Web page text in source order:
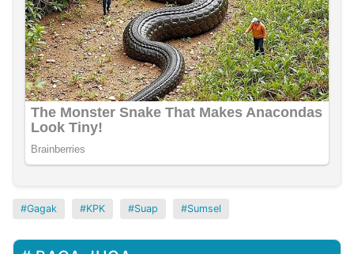
Gagak KPK Suap Sumsel